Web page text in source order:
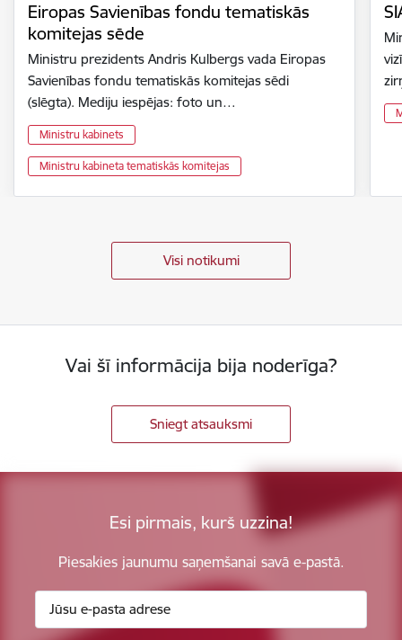
Eiropas Savienības fondu tematiskās
komitejas sēde
Ministru prezidents Andris Kulbergs vada Eiropas
Savienības fondu tematiskās komitejas sēdi
(slēgta). Mediju iespējas: foto un…
Ministru kabinets
Ministru kabineta tematiskās komitejas
Visi notikumi
Vai šī informācija bija noderīga?
Sniegt atsauksmi
Esi pirmais, kurš uzzina!
Piesakies jaunumu saņemšanai savā e-pastā.